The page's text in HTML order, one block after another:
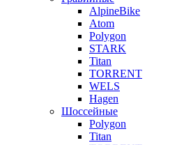
AlpineBike
Atom
Polygon
STARK
Titan
TORRENT
WELS
Hagen
Шоссейные
Polygon
Titan